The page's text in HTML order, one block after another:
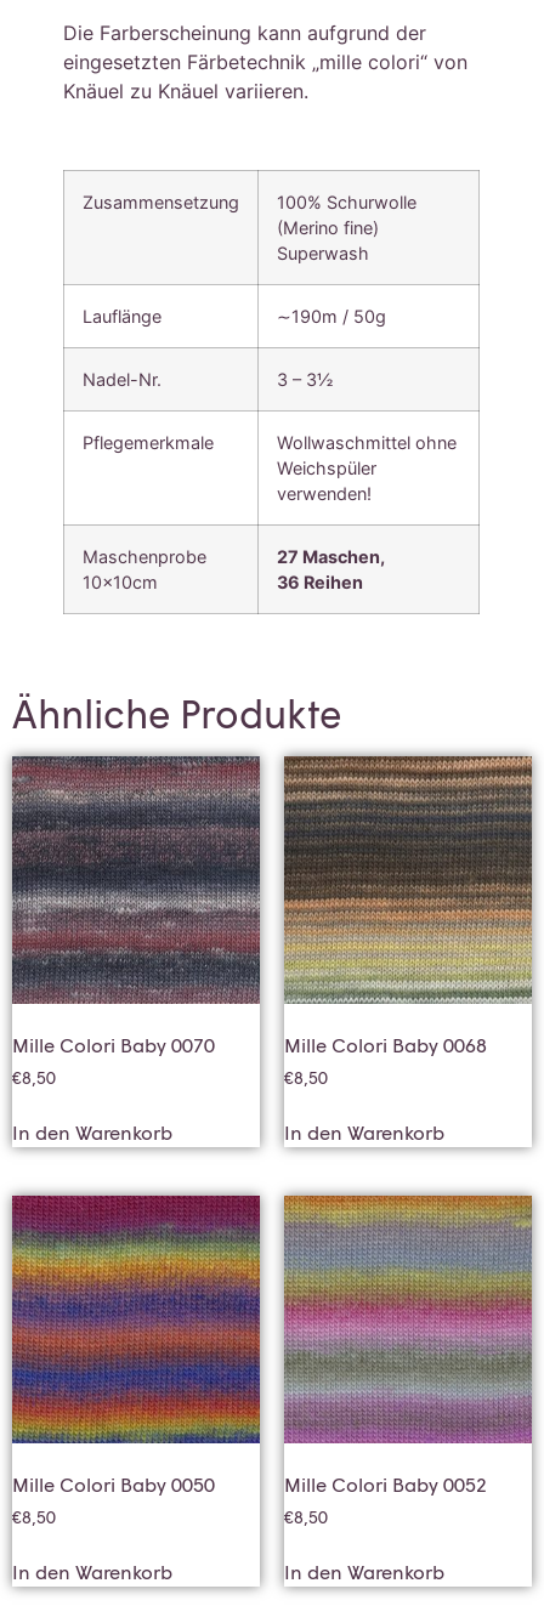
Die Farberscheinung kann aufgrund der
eingesetzten Färbetechnik „mille colori“ von
Knäuel zu Knäuel variieren.
Zusammensetzung
100% Schurwolle
(Merino fine)
Superwash
Lauflänge ∼190m / 50g
Nadel-Nr. 3 – 3½
Pflegemerkmale
Wollwaschmittel ohne
Weichspüler
verwenden!
Maschenprobe
10x10cm
27 Maschen,
36 Reihen
Ähnliche Produkte
Mille Colori Baby 0070
€8,50
In den Warenkorb
Mille Colori Baby 0068
€8,50
In den Warenkorb
Mille Colori Baby 0050
€8,50
In den Warenkorb
Mille Colori Baby 0052
€8,50
In den Warenkorb